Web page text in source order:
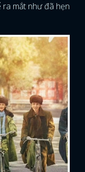
ra mắt như đã hẹn